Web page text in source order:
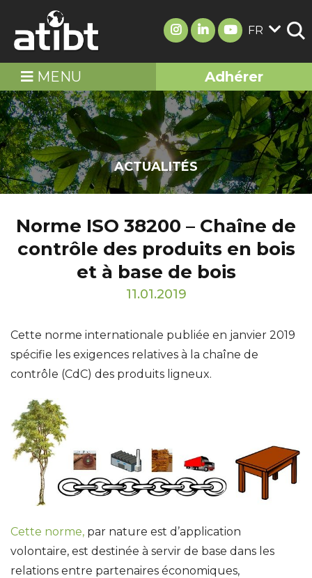
FR
MENU Adhérer
ACTUALITÉS
Norme ISO 38200 – Chaîne de
contrôle des produits en bois
et à base de bois
11.01.2019
Cette norme internationale publiée en janvier 2019
spécifie les exigences relatives à la chaîne de
contrôle (CdC) des produits ligneux.
Cette norme, par nature est d’application
volontaire, est destinée à servir de base dans les
relations entre partenaires économiques,